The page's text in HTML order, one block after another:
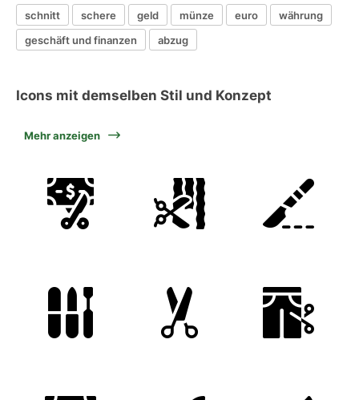
schnitt schere geld münze euro
währung
geschäft und finanzen
abzug
Icons mit demselben Stil und Konzept
Mehr anzeigen